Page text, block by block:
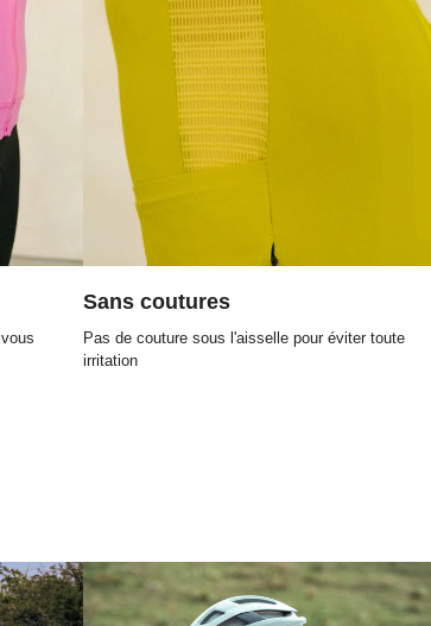
Sans coutures
Pas de couture sous l'aisselle pour éviter toute
irritation